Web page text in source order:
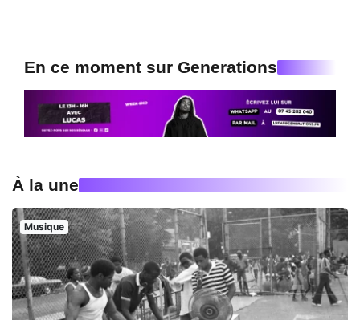
En ce moment sur Generations
À la une
Musique